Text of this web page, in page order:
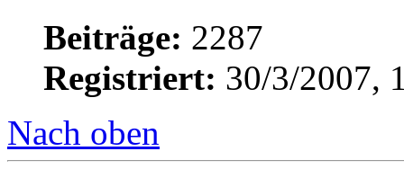
Beiträge: 2287
Registriert: 30/3/2007,
Nach oben